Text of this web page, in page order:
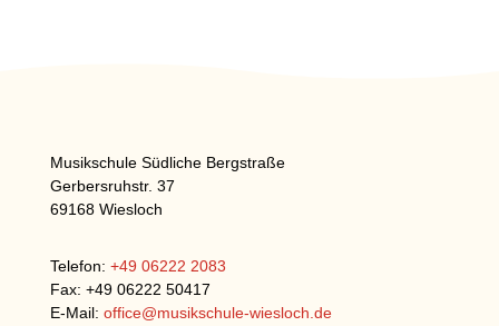
Musikschule Südliche Bergstraße
Gerbersruhstr. 37
69168 Wiesloch
Telefon: +49 06222 2083
Fax: +49 06222 50417
E-Mail: office@musikschule-wiesloch.de